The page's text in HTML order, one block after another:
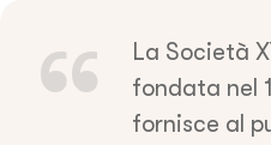
La Società
fondata nel
fornisce al